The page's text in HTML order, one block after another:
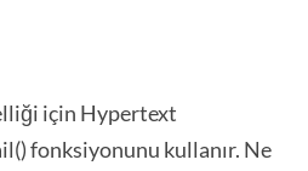
için Hypertext
fonksiyonunu kullanır. Ne